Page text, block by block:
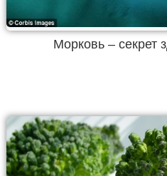
Морковь – секрет